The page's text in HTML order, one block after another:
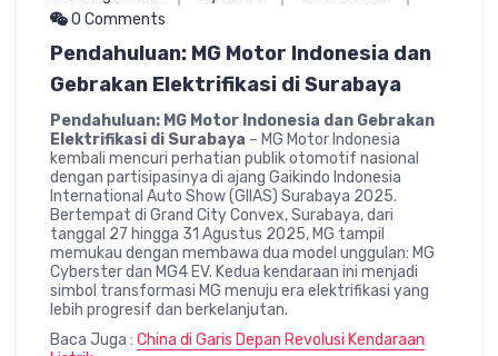
0 Comments
Pendahuluan: MG Motor Indonesia dan
Gebrakan Elektrifikasi di Surabaya
Pendahuluan: MG Motor Indonesia dan Gebrakan
Elektrifikasi di Surabaya – MG Motor Indonesia
kembali mencuri perhatian publik otomotif nasional
dengan partisipasinya di ajang Gaikindo Indonesia
International Auto Show (GIIAS) Surabaya 2025.
Bertempat di Grand City Convex, Surabaya, dari
tanggal 27 hingga 31 Agustus 2025, MG tampil
memukau dengan membawa dua model unggulan: MG
Cyberster dan MG4 EV. Kedua kendaraan ini menjadi
simbol transformasi MG menuju era elektrifikasi yang
lebih progresif dan berkelanjutan.
Baca Juga : China di Garis Depan Revolusi Kendaraan